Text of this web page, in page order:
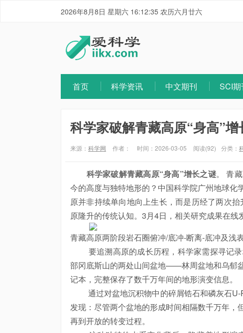
2026年8月8日 星期六 16:12:35 农历六月廿六
首页 科学资讯 中文期刊 SCI期
科学家破解青藏高原“身高”增
来源： 科学网 作者： 时间：2026-03-05 阅读(92) 分类：
科学家破解青藏高原“身高”增长之谜。 青
今的高度与独特地形的？中国科学院广州地球
原并非持续单向地向上生长，而是历经了两次
原隆升的传统认知。3月4日，相关研究成果在线
青藏高原两阶段岩石圈俯冲/底冲-断离-底冲及浅
要追溯高原的成长历程，科学家需探寻记录
部冈底斯山的两处山间盆地——林周盆地和乌郁
记本，完整保存了数千万年间的地形演变信息。
通过对盆地沉积物中的碎屑锆石和磷灰石U-
发现：尽管两个盆地的形成时间相隔数千万年
再到开放的转变过程。